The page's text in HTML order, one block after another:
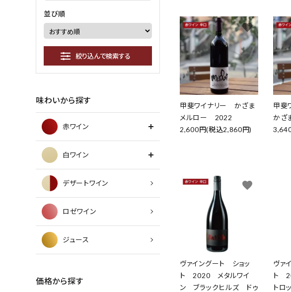
甲斐ワイナリー かざま
メルロー 2022
2,600円(税込2,860円)
favorite
甲斐
かざ
ヴァイングート ショッ
ト 2020 メタルワイ
ン ブラックヒルズ ドゥ
favorite
ヴァ
ト
トロ
並び順
絞り込んで検索する
味わいから探す
赤ワイン
白ワイン
デザートワイン
ロゼワイン
ジュース
価格から探す